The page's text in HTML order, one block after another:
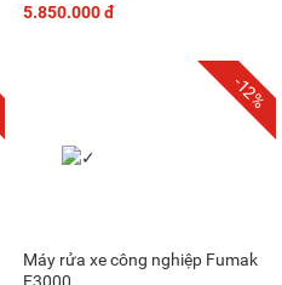
5.850.000 đ
-12%
Máy rửa xe công nghiệp Fumak
F3000